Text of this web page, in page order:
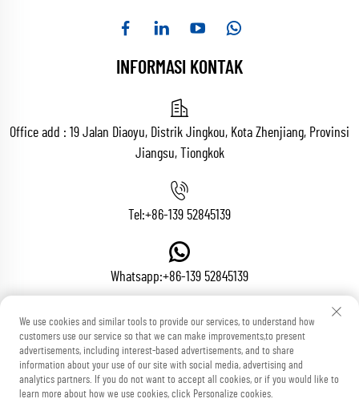
INFORMASI KONTAK
Office add : 19 Jalan Diaoyu, Distrik Jingkou, Kota Zhenjiang, Provinsi
Jiangsu, Tiongkok
Tel:+86-139 52845139
Whatsapp:+86-139 52845139
Email:[email protected]
Hak Cipta © Zhenjiang Voton Machinery Co., Ltd. Hak-hak Kekayaan
We use cookies and similar tools to provide our services, to understand how
customers use our service so that we can make improvements,to present
advertisements, including interest-based advertisements, and to share
information about your use of our site with social media, advertising and
analytics partners. If you do not want to accept all cookies, or if you would like to
learn more about how we use cookies, click Personalize cookies.